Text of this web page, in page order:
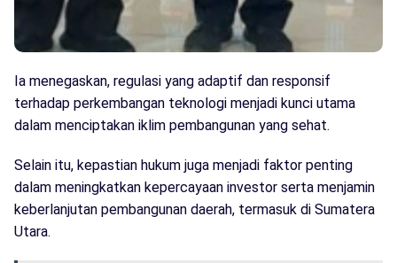
Ia menegaskan, regulasi yang adaptif dan responsif
terhadap perkembangan teknologi menjadi kunci utama
dalam menciptakan iklim pembangunan yang sehat.
Selain itu, kepastian hukum juga menjadi faktor penting
dalam meningkatkan kepercayaan investor serta menjamin
keberlanjutan pembangunan daerah, termasuk di Sumatera
Utara.